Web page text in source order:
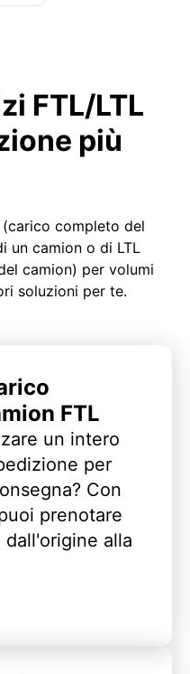
FTL/LTL
più
completo del
un camion o di LTL
camion) per volumi
soluzioni per te.
FTL
un intero
per
Con
prenotare
alla